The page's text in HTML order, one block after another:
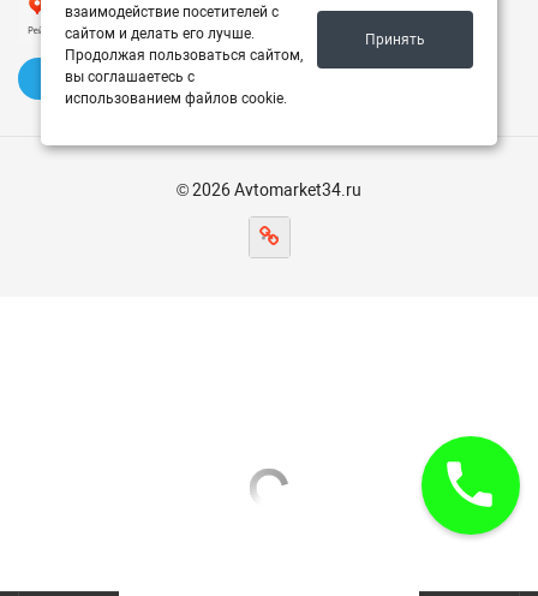
✍️ Оставить отзыв
© 2026 Avtomarket34.ru
взаимодействие посетителей с
сайтом и делать его лучше.
Продолжая пользоваться сайтом,
вы соглашаетесь с
использованием файлов cookie.
Принять